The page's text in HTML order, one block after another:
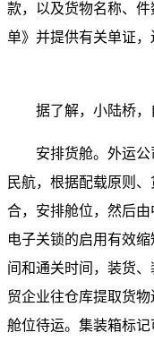
款，以及货物名称、
单》并提供有关单证，
据了解，小陆桥
安排货舱。外运
民航，根据配载原则
合，安排舱位，然后由
电子关锁的启用有效
间和通关时间，装货
贸企业往仓库提取货
舱位待运。集装箱标